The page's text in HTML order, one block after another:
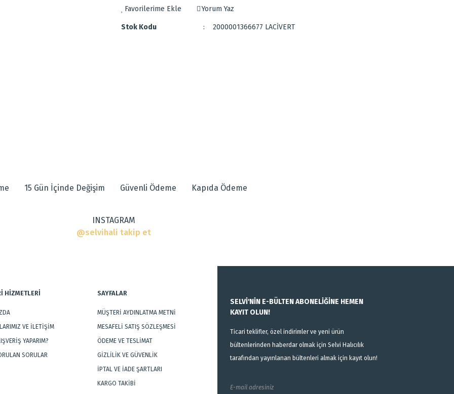
Yorum Yaz
Stok Kodu 2000001366677 LACİVERT
Gönder
15 Gün İçinde Değişim Güvenli Ödeme Kapıda Ödeme
INSTAGRAM
@selvihali takip et
HİZMETLERİ
VE İLETİŞİM
YAPARIM?
SORULAR
SAYFALAR
MÜŞTERİ AYDINLATMA METNİ
MESAFELİ SATIŞ SÖZLEŞMESİ
ÖDEME VE TESLİMAT
GİZLİLİK VE GÜVENLİK
İPTAL VE İADE ŞARTLARI
KARGO TAKİBİ
SELVİ'NİN E-BÜLTEN ABONELİĞİNE HEMEN
KAYIT OLUN!
Ticari teklifler, özel indirimler ve yeni ürün
bültenlerinden haberdar olmak için Selvi Halıcılık
tarafından yayınlanan bültenleri almak için kayıt olun!